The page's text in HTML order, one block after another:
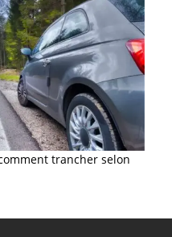
trancher selon